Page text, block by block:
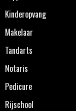
Kinderopvang
Makelaar
Tandarts
Notaris
Pedicure
Rijschool